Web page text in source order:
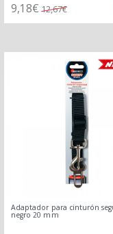
9,18€ 12,67€
Adaptador para cinturón
negro 20 mm